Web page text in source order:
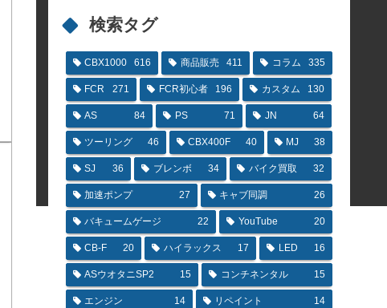
検索タグ
CBX1000 616 商品販売 411 コラム 335
FCR 271 FCR初心者 196 カスタム 130
AS 84 PS 71 JN 64
ツーリング 46 CBX400F 40 MJ 38
SJ 36 ブレンボ 34 バイク買取 32
加速ポンプ 27 キャブ同調 26
バキュームゲージ 22 YouTube 20
CB-F 20 ハイラックス 17 LED 16
ASウオタニSP2 15 コンチネンタル 15
エンジン 14 リペイント 14